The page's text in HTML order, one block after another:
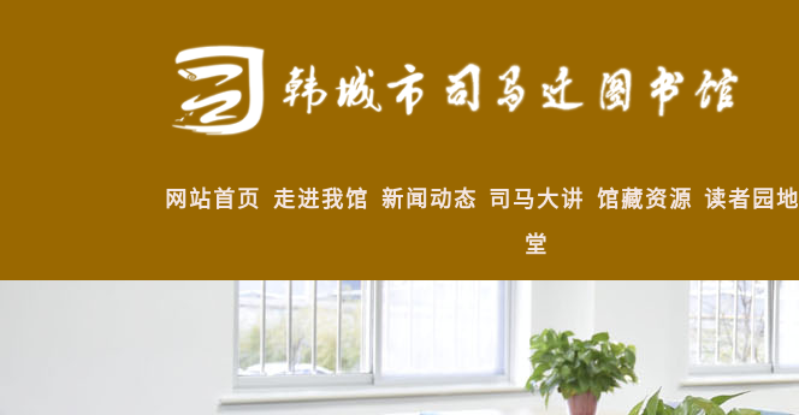
网站首页 走进我馆 新闻动态 司马大讲
堂
馆藏资源 读者园地